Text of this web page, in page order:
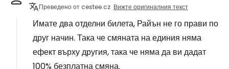
Преведено от cestee.cz Вижте оригиналния текст
Имате два отделни билета, Райън не го прави по
друг начин. Така че смяната на единия няма
ефект върху другия, така че няма да ви дадат
100% безплатна смяна.